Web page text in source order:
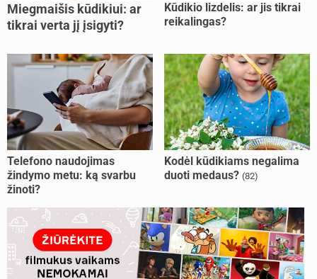
Miegmaišis kūdikiui: ar
tikrai verta jį įsigyti?
Kūdikio lizdelis: ar jis tikrai
reikalingas?
Telefono naudojimas
žindymo metu: ką svarbu
žinoti?
Kodėl kūdikiams negalima
duoti medaus? (82)